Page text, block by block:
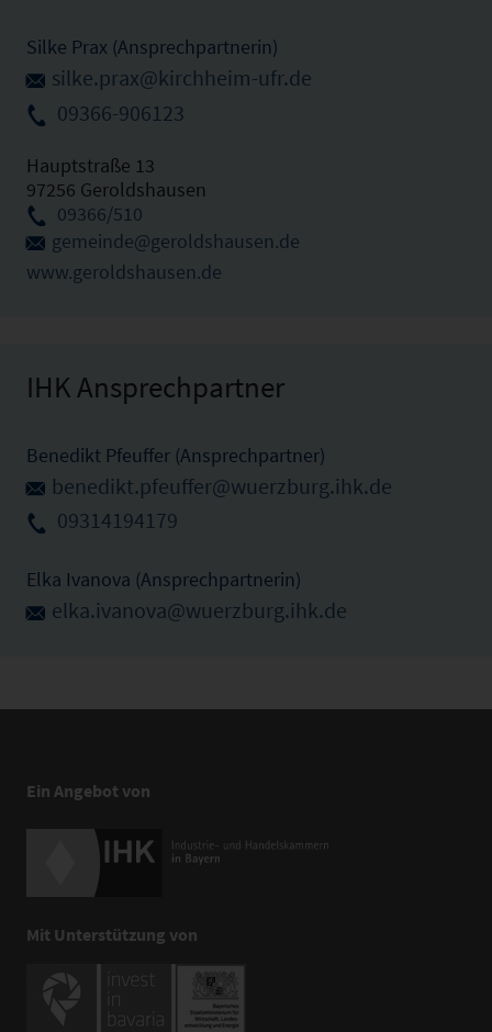
Silke Prax (Ansprechpartnerin)
silke.prax@kirchheim-ufr.de
09366-906123
Hauptstraße 13
97256 Geroldshausen
09366/510
gemeinde@geroldshausen.de
www.geroldshausen.de
IHK Ansprechpartner
Benedikt Pfeuffer (Ansprechpartner)
benedikt.pfeuffer@wuerzburg.ihk.de
09314194179
Elka Ivanova (Ansprechpartnerin)
elka.ivanova@wuerzburg.ihk.de
Ein Angebot von
Mit Unterstützung von